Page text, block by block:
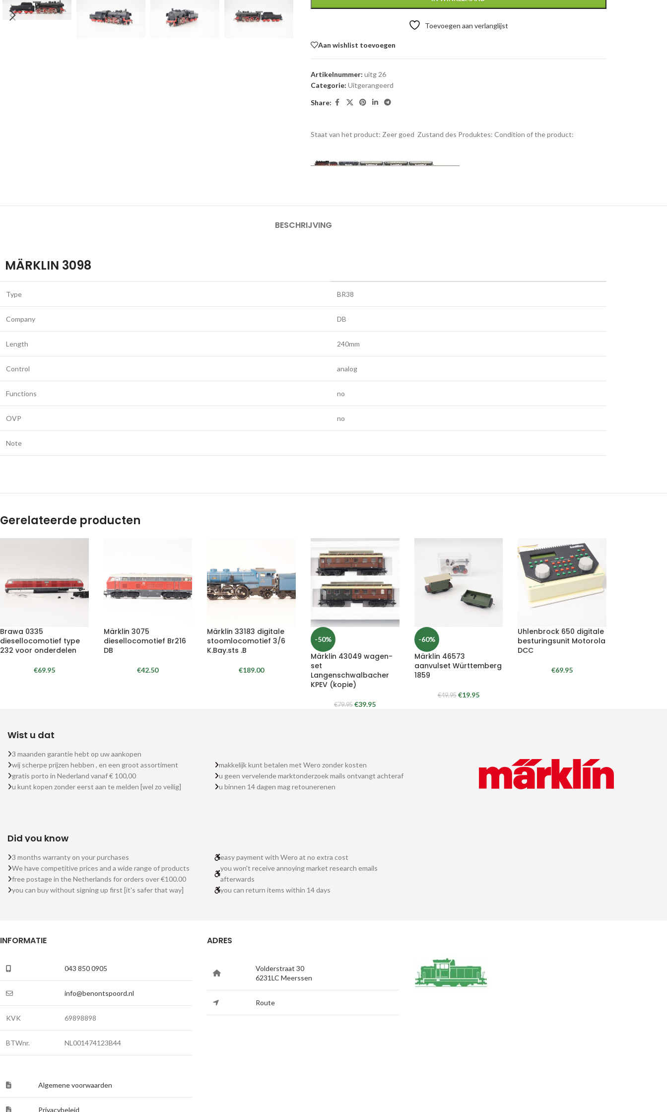
Toevoegen aan verlanglijst
Aan wishlist toevoegen
Artikelnummer: uitg 26
Categorie: Uitgerangeerd
Share:
Staat van het product: Zeer goed Zustand des Produktes: Condition of the product:
BESCHRIJVING
MÄRKLIN 3098
Type BR38
Company DB
Length 240mm
Control analog
Functions no
OVP no
Note
Gerelateerde producten
Brawa 0335
diesellocomotief type
232 voor onderdelen
€69.95
Märklin 3075
diesellocomotief Br216
DB
€42.50
Märklin 33183 digitale
stoomlocomotief 3/6
K.Bay.sts .B
€189.00
-50%
Märklin 43049 wagen-
set
Langenschwalbacher
KPEV (kopie)
€79.95 €39.95
-60%
Märklin 46573
aanvulset Württemberg
1859
€49.95 €19.95
Uhlenbrock 650 digitale
besturingsunit Motorola
DCC
€69.95
Wist u dat
3 maanden garantie hebt op uw aankopen
wij scherpe prijzen hebben , en een groot assortiment
gratis porto in Nederland vanaf € 100,00
u kunt kopen zonder eerst aan te melden [wel zo veilig]
makkelijk kunt betalen met Wero zonder kosten
u geen vervelende marktonderzoek mails ontvangt achteraf
u binnen 14 dagen mag retounerenen
Did you know
3 months warranty on your purchases
We have competitive prices and a wide range of products
free postage in the Netherlands for orders over €100.00
you can buy without signing up first [it's safer that way]
easy payment with Wero at no extra cost
you won't receive annoying market research emails
afterwards
you can return items within 14 days
INFORMATIE
043 850 0905
info@benontspoord.nl
KVK 69898898
BTWnr. NL001474123B44
Algemene voorwaarden
Privacybeleid
ADRES
Volderstraat 30
6231LC Meerssen
Route